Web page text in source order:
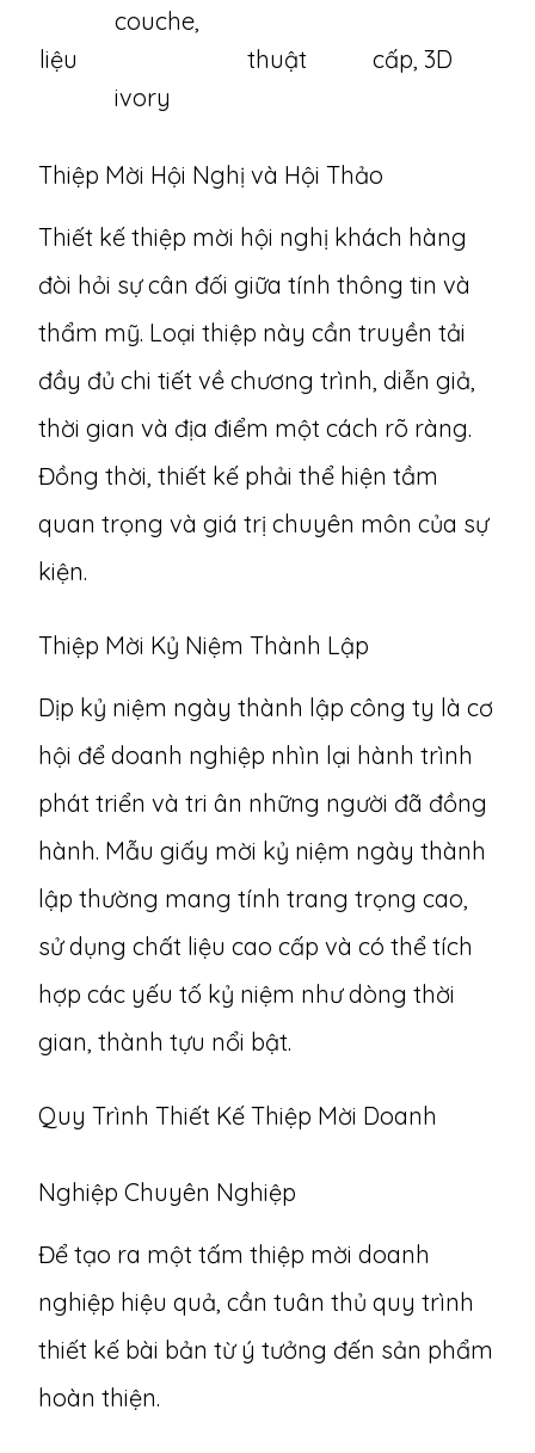
liệu
couche,
ivory
thuật cấp, 3D
Thiệp Mời Hội Nghị và Hội Thảo
Thiết kế thiệp mời hội nghị khách hàng
đòi hỏi sự cân đối giữa tính thông tin và
thẩm mỹ. Loại thiệp này cần truyền tải
đầy đủ chi tiết về chương trình, diễn giả,
thời gian và địa điểm một cách rõ ràng.
Đồng thời, thiết kế phải thể hiện tầm
quan trọng và giá trị chuyên môn của sự
kiện.
Thiệp Mời Kỷ Niệm Thành Lập
Dịp kỷ niệm ngày thành lập công ty là cơ
hội để doanh nghiệp nhìn lại hành trình
phát triển và tri ân những người đã đồng
hành. Mẫu giấy mời kỷ niệm ngày thành
lập thường mang tính trang trọng cao,
sử dụng chất liệu cao cấp và có thể tích
hợp các yếu tố kỷ niệm như dòng thời
gian, thành tựu nổi bật.
Quy Trình Thiết Kế Thiệp Mời Doanh
Nghiệp Chuyên Nghiệp
Để tạo ra một tấm thiệp mời doanh
nghiệp hiệu quả, cần tuân thủ quy trình
thiết kế bài bản từ ý tưởng đến sản phẩm
hoàn thiện.